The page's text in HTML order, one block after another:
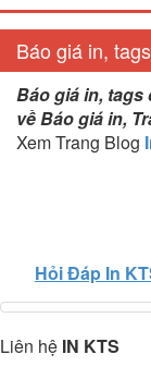
Báo giá in,
Báo giá in, tags
về Báo giá in,
Xem Trang Blog
Hỏi Đáp In
Liên hệ IN KTS